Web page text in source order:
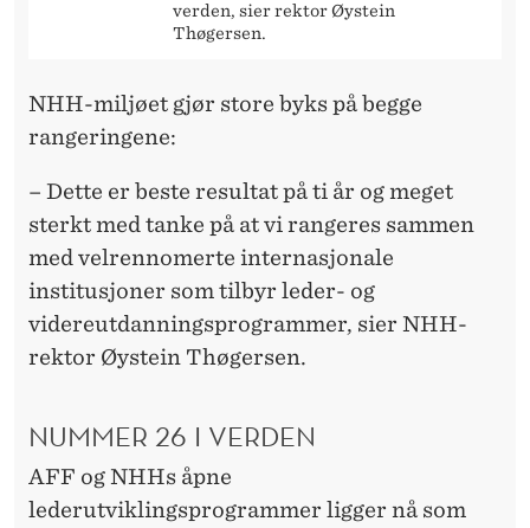
verden, sier rektor Øystein
Thøgersen.
NHH-miljøet gjør store byks på begge
rangeringene:
– Dette er beste resultat på ti år og meget
sterkt med tanke på at vi rangeres sammen
med velrennomerte internasjonale
institusjoner som tilbyr leder- og
videreutdanningsprogrammer, sier NHH-
rektor Øystein Thøgersen.
NUMMER 26 I VERDEN
AFF og NHHs åpne
lederutviklingsprogrammer ligger nå som